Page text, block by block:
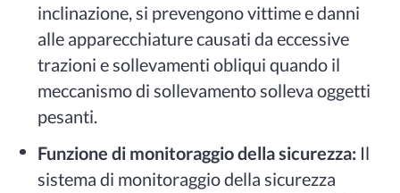
inclinazione, si prevengono vittime e danni
alle apparecchiature causati da eccessive
trazioni e sollevamenti obliqui quando il
meccanismo di sollevamento solleva oggetti
pesanti.
Funzione di monitoraggio della sicurezza: Il
sistema di monitoraggio della sicurezza